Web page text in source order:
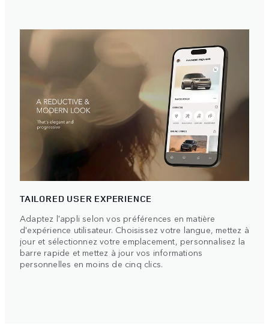
TAILORED USER EXPERIENCE
Adaptez l'appli selon vos préférences en matière
d'expérience utilisateur. Choisissez votre langue, mettez à
jour et sélectionnez votre emplacement, personnalisez la
barre rapide et mettez à jour vos informations
personnelles en moins de cinq clics.